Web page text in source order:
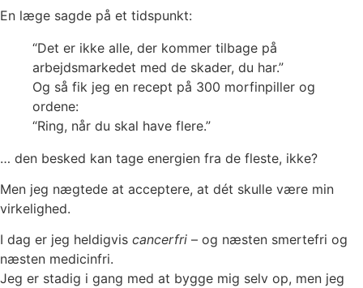
En læge sagde på et tidspunkt:
“Det er ikke alle, der kommer tilbage på
arbejdsmarkedet med de skader, du har.”
Og så fik jeg en recept på 300 morfinpiller og
ordene:
“Ring, når du skal have flere.”
… den besked kan tage energien fra de fleste, ikke?
Men jeg nægtede at acceptere, at dét skulle være min
virkelighed.
I dag er jeg heldigvis cancerfri – og næsten smertefri og
næsten medicinfri.
Jeg er stadig i gang med at bygge mig selv op, men jeg